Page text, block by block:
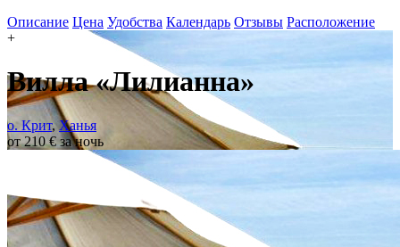
Описание Цена Удобства Календарь Отзывы Расположение
+
Вилла «Лилианна»
о. Крит,Ханья
от 210 € за ночь